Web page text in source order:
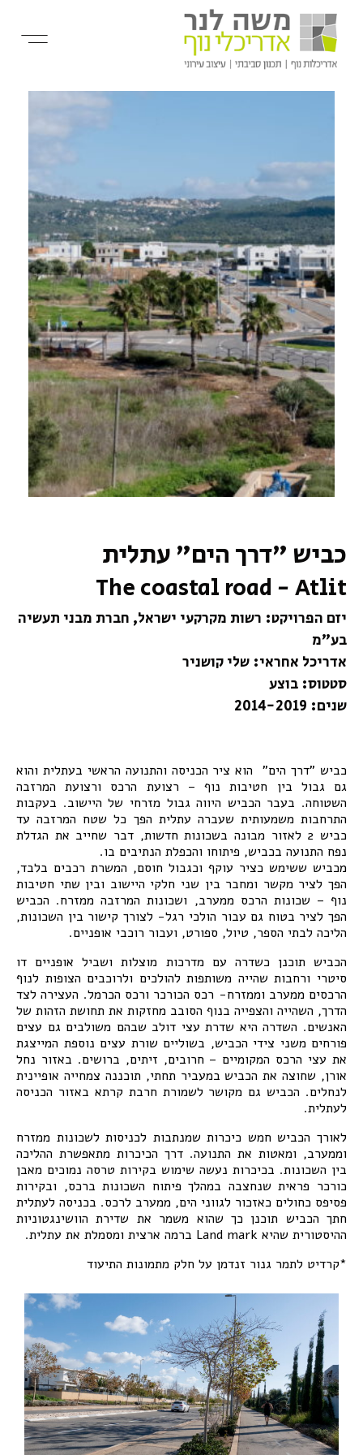
כביש "דרך הים" עתלית
The coastal road - Atlit
יזם הפרויקט: רשות מקרקעי ישראל, חברת מבני תעשיה
בע"מ
אדריכל אחראי: שלי קושניר
סטטוס: בוצע
שנים: 2014-2019
כביש "דרך הים" הוא ציר הכניסה והתנועה הראשי בעתלית והוא
גם גבול בין חטיבות נוף – רצועת הרכס ורצועת המרזבה
השטוחה. בעבר הכביש היווה גבול מזרחי של היישוב. בעקבות
התרחבות משמעותית שעברה עתלית הפך כל שטח המרזבה עד
כביש 2 לאזור מבונה בשכונות חדשות, דבר שחייב את הגדלת
נפח התנועה בכביש, פיתוחו והכפלת הנתיבים בו.
מכביש ששימש כציר עוקף וכגבול חוסם, המשרת רכבים בלבד,
הפך לציר מקשר ומחבר בין שני חלקי היישוב ובין שתי חטיבות
נוף – שכונות הרכס ממערב, ושכונות המרזבה ממזרח. הכביש
הפך לציר בטוח גם עבור הולכי רגל- לצורך קישור בין השכונות,
הליכה לבתי הספר, טיול, ספורט, ועבור רוכבי אופניים.
הכביש תוכנן כשדרה עם מדרכות מוצלות ושביל אופניים דו
סיטרי ורחבות שהייה משותפות להולכים ולרוכבים הצופות לנוף
הרכסים ממערב וממזרח- רכס הכורכר ורכס הכרמל. העצירה לצד
הדרך, השהייה והצפייה בנוף הסובב מחזקות את תחושת הזהות של
האנשים. השדרה היא שדרת עצי דולב שבהם משולבים גם עצים
פורחים משני צידי הכביש, בשוליים שורת עצים נוספת המייצגת
את עצי הרכס המקומיים – חרובים, זיתים, ברושים. באזור נחל
אורן, שחוצה את הכביש במעביר תחתי, תוכננה צמחייה אופיינית
לנחלים. הכביש גם מקושר לשמורת חרבת קרתא באזור הכניסה
לעתלית.
לאורך הכביש חמש כיכרות שמנתבות לכניסות לשכונות ממזרח
וממערב, ומאטות את התנועה. דרך הכיכרות מתאפשרת ההליכה
בין השכונות. בכיכרות נעשה שימוש בקירות טרסה נמוכים מאבן
כורכר פראית שנחצבה במהלך פיתוח השכונות ברכס, ובקירות
פסיפס כחולים כאזכור לגווני הים, ממערב לרכס. בכניסה לעתלית
חתך הכביש תוכנן כך שהוא משמר את שדירת הוושינגטוניות
ההיסטורית שהיא Land mark ברמה ארצית ומסמלת את עתלית.
*קרדיט לתמר גנור זנדמן על חלק מתמונות התיעוד